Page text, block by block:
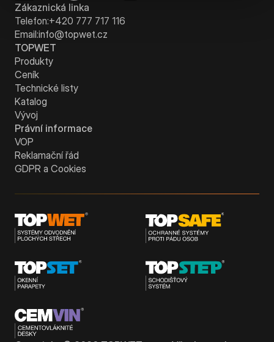
Zákaznická linka
Telefon:+420 777 717 116
Email:info@topwet.cz
TOPWET
Produkty
Ceník
Technické listy
Katalog
Vývoj
Právní informace
VOP
Reklamační řád
GDPR a Cookies